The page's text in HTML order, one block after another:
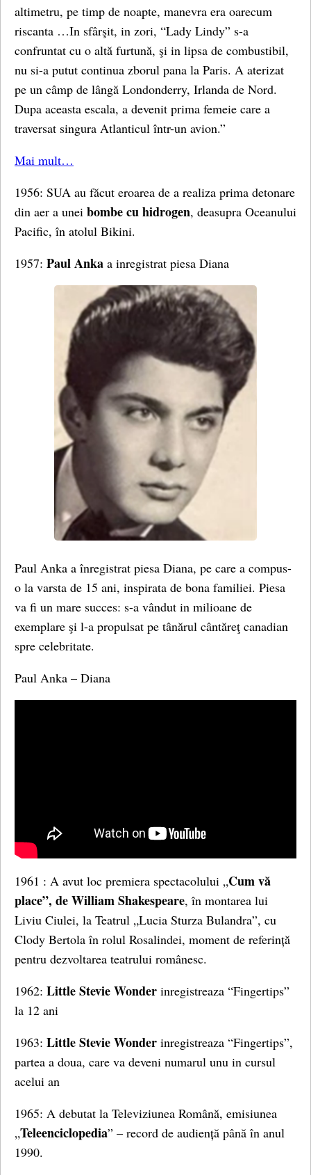
altimetru, pe timp de noapte, manevra era oarecum
riscanta …In sfârşit, in zori, “Lady Lindy” s-a
confruntat cu o altă furtună, şi in lipsa de combustibil,
nu si-a putut continua zborul pana la Paris. A aterizat
pe un câmp de lângă Londonderry, Irlanda de Nord.
Dupa aceasta escala, a devenit prima femeie care a
traversat singura Atlanticul într-un avion.”
Mai mult…
1956: SUA au făcut eroarea de a realiza prima detonare
din aer a unei bombe cu hidrogen, deasupra Oceanului
Pacific, în atolul Bikini.
1957: Paul Anka a inregistrat piesa Diana
Paul Anka a înregistrat piesa Diana, pe care a compus-
o la varsta de 15 ani, inspirata de bona familiei. Piesa
va fi un mare succes: s-a vândut in milioane de
exemplare şi l-a propulsat pe tânărul cântăreţ canadian
spre celebritate.
Paul Anka – Diana
1961 : A avut loc premiera spectacolului „Cum vă
place”, de William Shakespeare, în montarea lui
Liviu Ciulei, la Teatrul „Lucia Sturza Bulandra”, cu
Clody Bertola în rolul Rosalindei, moment de referință
pentru dezvoltarea teatrului românesc.
1962: Little Stevie Wonder inregistreaza “Fingertips”
la 12 ani
1963: Little Stevie Wonder inregistreaza “Fingertips”,
partea a doua, care va deveni numarul unu in cursul
acelui an
1965: A debutat la Televiziunea Română, emisiunea
„Teleenciclopedia” – record de audiență până în anul
1990.